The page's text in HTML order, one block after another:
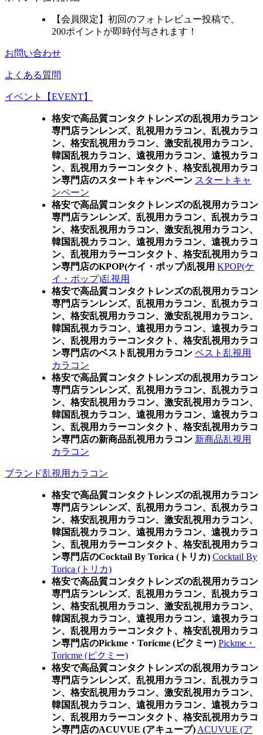
【会員限定】初回のフォトレビュー投稿で、
200ポイント が即時付与されます！
お問い合わせ
よくある質問
イベント【EVENT】
格安で高品質コンタクトレンズの乱視用カラコン
専門店ランレンズ、乱視用カラコン、乱視カラコ
ン、格安乱視用カラコン、激安乱視用カラコン、
韓国乱視カラコン、遠視用カラコン、遠視カラコ
ン、乱視用カラーコンタクト、格安乱視用カラコ
ン専門店のスタートキャンペーン スタートキャ
ンペーン
格安で高品質コンタクトレンズの乱視用カラコン
専門店ランレンズ、乱視用カラコン、乱視カラコ
ン、格安乱視用カラコン、激安乱視用カラコン、
韓国乱視カラコン、遠視用カラコン、遠視カラコ
ン、乱視用カラーコンタクト、格安乱視用カラコ
ン専門店のKPOP(ケイ・ポップ)乱視用 KPOP(ケ
イ・ポップ)乱視用
格安で高品質コンタクトレンズの乱視用カラコン
専門店ランレンズ、乱視用カラコン、乱視カラコ
ン、格安乱視用カラコン、激安乱視用カラコン、
韓国乱視カラコン、遠視用カラコン、遠視カラコ
ン、乱視用カラーコンタクト、格安乱視用カラコ
ン専門店のベスト乱視用カラコン ベスト乱視用
カラコン
格安で高品質コンタクトレンズの乱視用カラコン
専門店ランレンズ、乱視用カラコン、乱視カラコ
ン、格安乱視用カラコン、激安乱視用カラコン、
韓国乱視カラコン、遠視用カラコン、遠視カラコ
ン、乱視用カラーコンタクト、格安乱視用カラコ
ン専門店の新商品乱視用カラコン 新商品乱視用
カラコン
ブランド乱視用カラコン
格安で高品質コンタクトレンズの乱視用カラコン
専門店ランレンズ、乱視用カラコン、乱視カラコ
ン、格安乱視用カラコン、激安乱視用カラコン、
韓国乱視カラコン、遠視用カラコン、遠視カラコ
ン、乱視用カラーコンタクト、格安乱視用カラコ
ン専門店のCocktail By Torica (トリカ) Cocktail By
Torica (トリカ)
格安で高品質コンタクトレンズの乱視用カラコン
専門店ランレンズ、乱視用カラコン、乱視カラコ
ン、格安乱視用カラコン、激安乱視用カラコン、
韓国乱視カラコン、遠視用カラコン、遠視カラコ
ン、乱視用カラーコンタクト、格安乱視用カラコ
ン専門店のPickme・Toricme (ピクミー) Pickme・
Toricme (ピクミー)
格安で高品質コンタクトレンズの乱視用カラコン
専門店ランレンズ、乱視用カラコン、乱視カラコ
ン、格安乱視用カラコン、激安乱視用カラコン、
韓国乱視カラコン、遠視用カラコン、遠視カラコ
ン、乱視用カラーコンタクト、格安乱視用カラコ
ン専門店のACUVUE (アキューブ) ACUVUE (ア